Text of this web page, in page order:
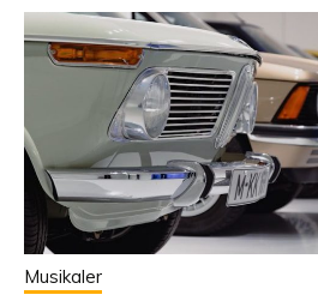
Musikaler